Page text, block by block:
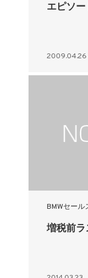
エピソー
2009.04.26
BMWセール
増税前ラ